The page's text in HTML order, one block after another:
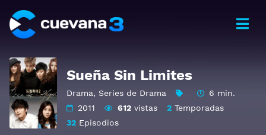
Sueña Sin Limites
Drama, Series de Drama
6 min.
2011
612 vistas 2 Temporadas
32 Episodios